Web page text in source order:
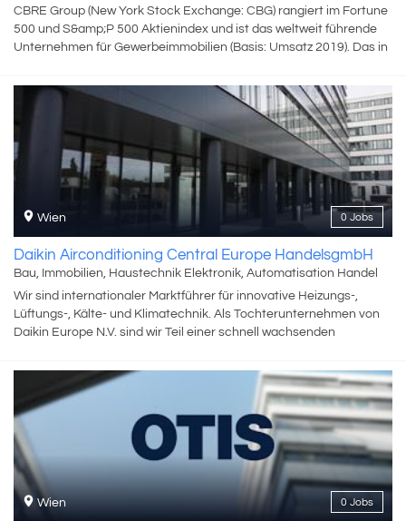
CBRE Group (New York Stock Exchange: CBG) rangiert im Fortune
500 und S&amp;P 500 Aktienindex und ist das weltweit führende
Unternehmen für Gewerbeimmobilien (Basis: Umsatz 2019). Das in
Mitarbeiter:innen in über 530 Büros weltweit, arbeitet für
Immobilieneigentümer:innen, Investor:innen und Mieter:innen auf
der ganzen Welt. Strategische Beratung, Immobilienvermietung
und ‑verkauf gehören ebenso zum Portfolio wie Immobilien‑,
Facility‑ und Projektmanagement. Corporate Services,
Finanzierung, Investment Management, Evaluierung und
Bewertungen, Research sowie Investment Strategien, Hypotheken
Services und Consulting runden das Angebot ab. CBRE ist in
Österreich seit 1991 vertreten. Wir haben 150 Mitarbeiter:innen in
unseren Büros in Wien, Salzburg und Graz. Mehr Infos auch auf
0 Jobs
Wien
Daikin Airconditioning Central Europe HandelsgmbH
Bau, Immobilien, Haustechnik Elektronik, Automatisation Handel
Wir sind internationaler Marktführer für innovative Heizungs-,
Lüftungs-, Kälte- und Klimatechnik. Als Tochterunternehmen von
Daikin Europe N.V. sind wir Teil einer schnell wachsenden
anziehen... einen Weltkonzern, bei dem du über alle Hierarchien
hinweg per Du bist, einen sicheren Arbeitgeber, bei dem du dich
dynamisch weiterentwickeln kannst, mit kultureller Vielfalt statt
Einfalt, wo du nicht nur gute Ideen haben, sondern sie auch
umsetzen kannst. How cool is that! Wir denken international und
handeln lokal. Die Marke Daikin wurde vor über 90 Jahren in Japan
gegründet. Diese Wurzeln prägen unsere Unternehmenskultur,
ebenso wie die kulturelle Vielfalt in der Region Daikin Central
Europe. Unser Headquarter findest du in einem modernen,
0 Jobs
Wien